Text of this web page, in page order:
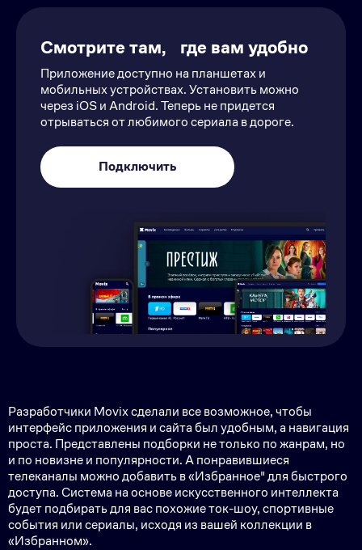
Смотрите там, где вам удобно
Приложение доступно на планшетах и
мобильных устройствах. Установить можно
через iOS и Android. Теперь не придется
отрываться от любимого сериала в дороге.
Подключить
Разработчики Movix сделали все возможное, чтобы
интерфейс приложения и сайта был удобным, а навигация
проста. Представлены подборки не только по жанрам, но
и по новизне и популярности. А понравившиеся
телеканалы можно добавить в «Избранное" для быстрого
доступа. Система на основе искусственного интеллекта
будет подбирать для вас похожие ток-шоу, спортивные
события или сериалы, исходя из вашей коллекции в
«Избранном».